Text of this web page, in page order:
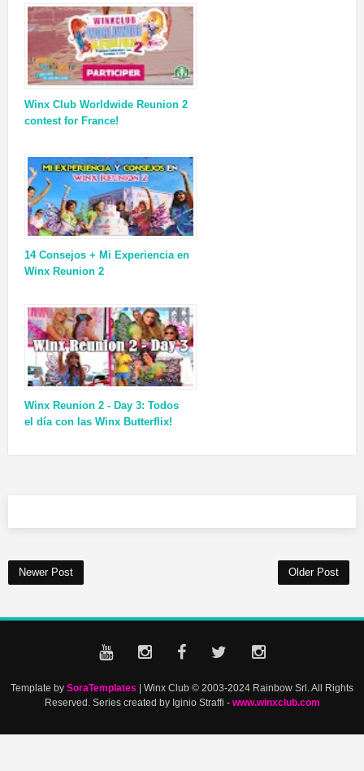
Winx Club Worldwide Reunion 2
contest for France!
14 Consejos + Mi Experiencia en
Winx Reunion 2
Winx Reunion 2 - Day 3: Todos
el día con las Winx Butterflix!
Newer Post Older Post
Template by SoraTemplates | Winx Club © 2003-2024 Rainbow Srl. All Rights
Reserved. Series created by Iginio Straffi - www.winxclub.com